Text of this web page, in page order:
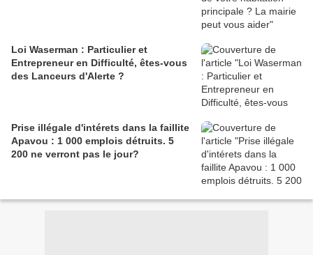
Loi Waserman : Particulier et
Entrepreneur en Difficulté, êtes-vous
des Lanceurs d'Alerte ?
Prise illégale d'intérets dans la faillite
Apavou : 1 000 emplois détruits. 5
200 ne verront pas le jour?